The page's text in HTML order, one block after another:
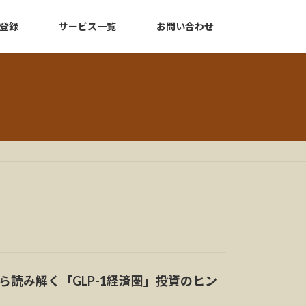
録 サービス一覧 お問い合わせ
読み解く「GLP-1経済圏」投資のヒン